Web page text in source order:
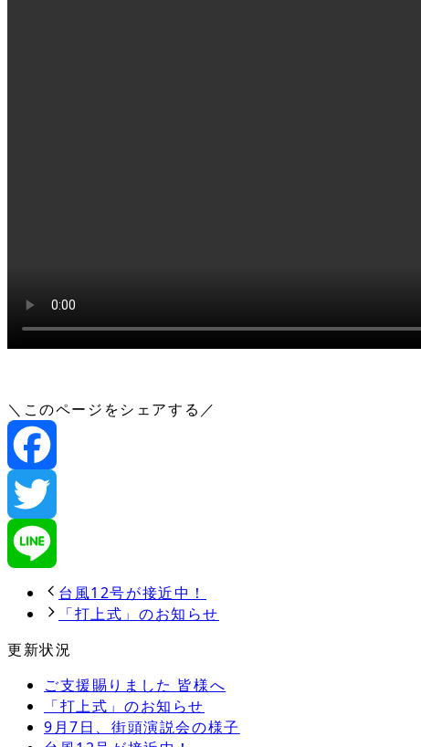
＼このページをシェアする／
Facebook
Twitter
Line
台風12号が接近中！
「打上式」のお知らせ
更新状況
ご支援賜りました 皆様へ
「打上式」のお知らせ
9月7日、街頭演説会の様子